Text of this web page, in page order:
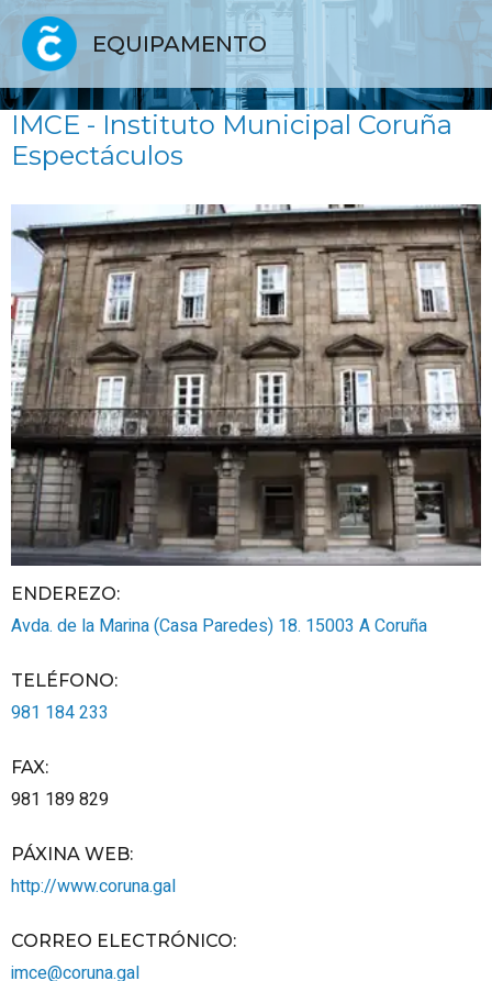
EQUIPAMENTO
IMCE - Instituto Municipal Coruña
Espectáculos
ENDEREZO:
Avda. de la Marina (Casa Paredes) 18. 15003 A Coruña
TELÉFONO:
981 184 233
FAX:
981 189 829
PÁXINA WEB:
http://www.coruna.gal
CORREO ELECTRÓNICO:
imce@coruna.gal